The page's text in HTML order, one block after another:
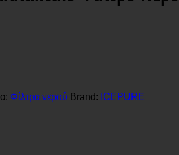
Φίλτρα νερού Brand: ICEPURE